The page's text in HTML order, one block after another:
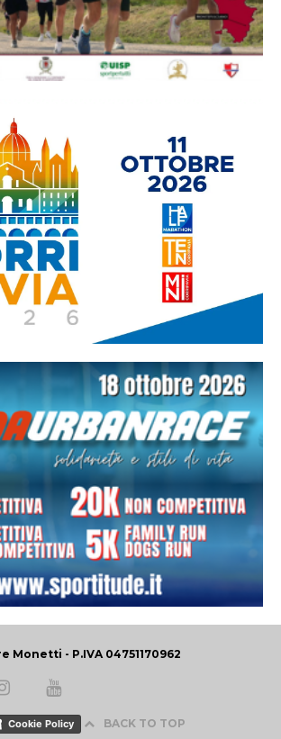
Monetti - P.IVA 04751170962
Cookie Policy BACK TO TOP